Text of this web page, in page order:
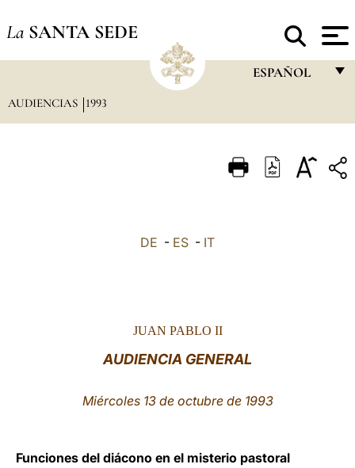
La SANTA SEDE
ESPAÑOL
ITALIANO
AUDIENCIAS 1993
DE - ES - IT
JUAN PABLO II
AUDIENCIA GENERAL
Miércoles 13 de octubre de 1993
Funciones del diácono en el misterio pastoral